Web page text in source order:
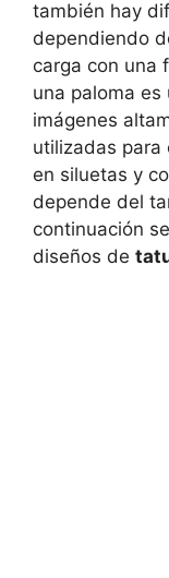
también hay
dependiendo
carga con una
una paloma
imágenes
utilizadas para
en siluetas y
depende del
continuación
diseños de